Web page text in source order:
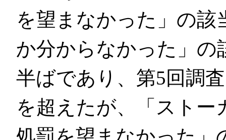
を望まなかった」の
か分からなかった」の
半ばであり、第5回調
を超えたが、「ストー